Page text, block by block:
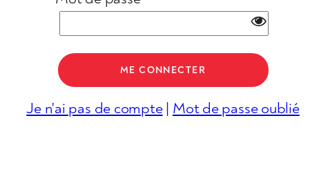
Je n'ai pas de compte| Mot de passe oublié